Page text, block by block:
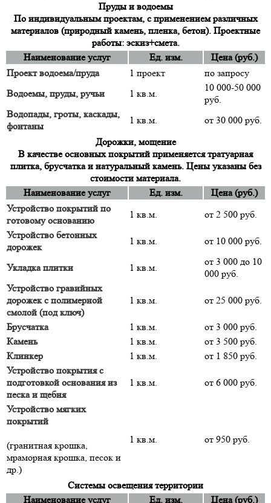
Пруды и водоемы
По индивидуальным проектам, с применением различных
материалов (природный камень, пленка, бетон). Проектные
работы: эскиз+смета.
Наименование услуг
Ед. изм.
Цена (руб.)
Проект водоема/пруда
1 проект
по запросу
Водоемы, пруды, ручьи
1 кв.м.
10 000-50 000
руб.
Водопады, гроты, каскады,
фонтаны
1 кв.м.
от 30 000 руб.
Дорожки, мощение
В качестве основных покрытий применяется тратуарная
плитка, брусчатка и натуральный камень. Цены указаны без
стоимости материала.
Наименование услуг
Ед. изм.
Цена (руб.)
Устройство покрытий по
готовому основанию
1 кв.м.
от 2 500 руб.
Устройство бетонных
дорожек
1 кв.м. от 10 000 руб.
Укладка плитки 1 кв.м.
от 3 000 до 10
000 руб.
Устройство гравийных
дорожек с полимерной
смолой (под ключ)
1 кв.м. от 25 000 руб.
Брусчатка 1 кв.м.
от 3 000 руб.
Камень
1 кв.м.
от 3 500 руб.
Клинкер
1 кв.м.
от 1 850 руб.
Устройство покрытия с
подготовкой основания из
песка и щебня
1 кв.м. от 6 000 руб.
Устройство мягких
покрытий
(гранитная крошка,
мраморная крошка, песок и
др.)
1 кв.м. от 950 руб.
Системы освещения территории
Наименование услуг
Ед. изм. Цена (руб.)